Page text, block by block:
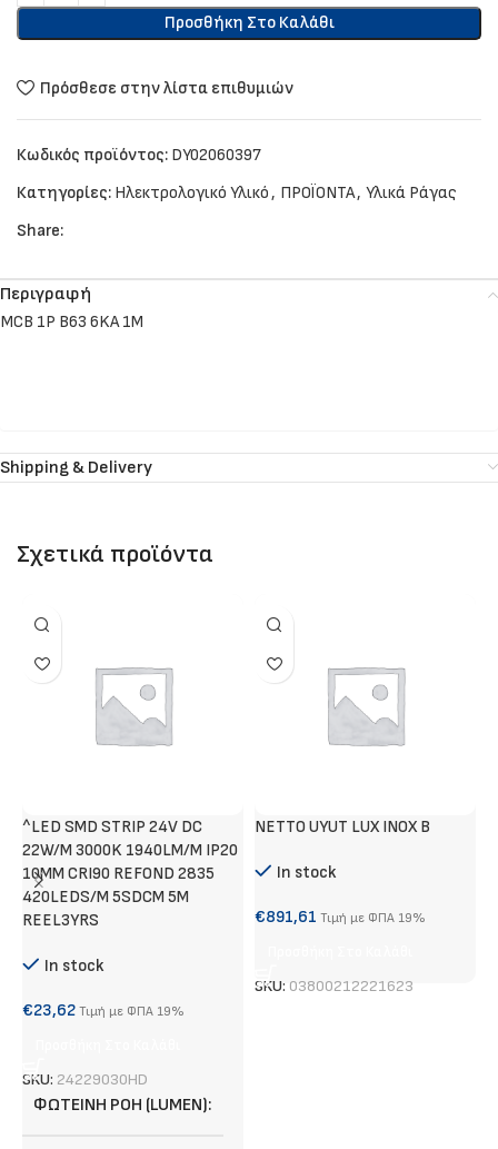
Προσθήκη Στο Καλάθι
Πρόσθεσε στην λίστα επιθυμιών
Κωδικός προϊόντος: DY02060397
Κατηγορίες: Ηλεκτρολογικό Υλικό, ΠΡΟΪΟΝΤΑ, Υλικά Ράγας
Share:
Περιγραφή
MCB 1P B63 6KA 1M
Shipping & Delivery
Σχετικά προϊόντα
^LED SMD STRIP 24V DC
22W/M 3000K 1940LM/M IP20
10MM CRI90 REFOND 2835
420LEDS/M 5SDCM 5M
REEL3YRS
In stock
€23,62 Τιμή με ΦΠΑ 19%
SKU: 24229030HD
ΦΩΤΕΙΝΉ ΡΟΉ (LUMEN)
NETTO UYUT LUX INOX B
In stock
€891,61 Τιμή με ΦΠΑ 19%
SKU: 03800212221623